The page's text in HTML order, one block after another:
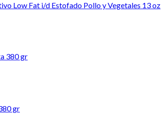
Low Fat i/d Estofado Pollo y Vegetales 13 oz
gr